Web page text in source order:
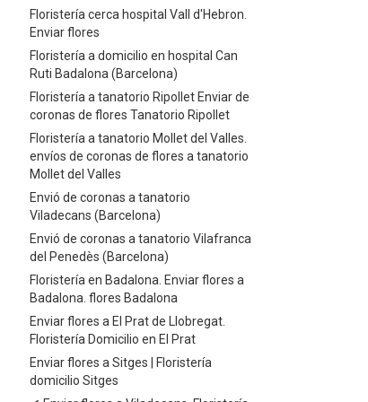
Floristería cerca hospital Vall d'Hebron.
Enviar flores
Floristería a domicilio en hospital Can
Ruti Badalona (Barcelona)
Floristería a tanatorio Ripollet Enviar de
coronas de flores Tanatorio Ripollet
Floristería a tanatorio Mollet del Valles.
envíos de coronas de flores a tanatorio
Mollet del Valles
Envió de coronas a tanatorio
Viladecans (Barcelona)
Envió de coronas a tanatorio Vilafranca
del Penedès (Barcelona)
Floristería en Badalona. Enviar flores a
Badalona. flores Badalona
Enviar flores a El Prat de Llobregat.
Floristería Domicilio en El Prat
Enviar flores a Sitges | Floristería
domicilio Sitges